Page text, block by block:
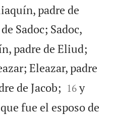
padre de
Sadoc; Sadoc,
padre de Eliud;
Eleazar, padre
de Jacob; 

16 y
fue el esposo de